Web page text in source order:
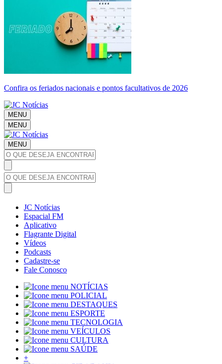
Confira os feriados nacionais e pontos facultativos de 2026
MENU
MENU
MENU
JC Notícias
Espacial FM
Aplicativo
Flagrante Digital
Vídeos
Podcasts
Cadastre-se
Fale Conosco
NOTÍCIAS
POLICIAL
DESTAQUES
ESPORTE
TECNOLOGIA
VEÍCULOS
CULTURA
SAÚDE
+